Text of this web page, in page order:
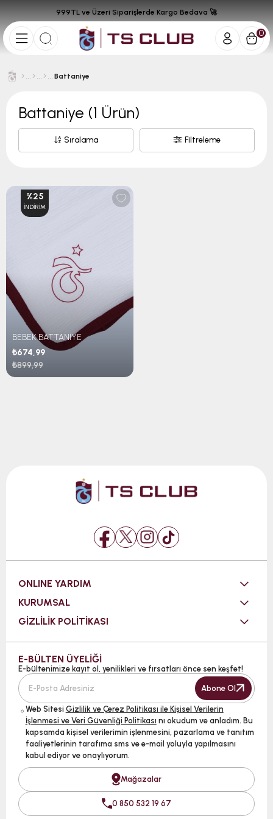
0
999TL ve Üzeri Siparişlerde Kargo Bedava 🚀
Battaniye
Battaniye (1 Ürün)
Filtreleme
Sıralama
BEBEK BATTANİYE
₺674,99
₺899,99
%25
İNDIRIM
ONLINE YARDIM
KURUMSAL
GİZLİLİK POLİTİKASI
E-BÜLTEN ÜYELİĞİ
E-bültenimize kayıt ol, yenilikleri ve fırsatları önce sen keşfet!
Abone Ol
Web Sitesi Gizlilik ve Çerez Politikası ile Kişisel Verilerin
İşlenmesi ve Veri Güvenliği Politikası nı okudum ve anladım. Bu
kapsamda kişisel verilerimin işlenmesini, pazarlama ve tanıtım
faaliyetlerinin tarafıma sms ve e-mail yoluyla yapılmasını
kabul ediyor ve onaylıyorum.
Mağazalar
0 850 532 19 67